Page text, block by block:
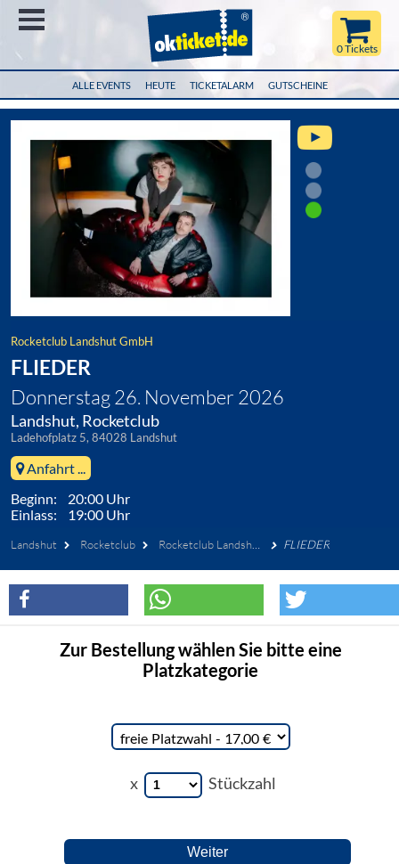
ALLE EVENTS HEUTE TICKETALARM GUTSCHEINE
0 Tickets
Rocketclub Landshut GmbH
FLIEDER
Donnerstag 26. November 2026
Landshut, Rocketclub
Ladehofplatz 5, 84028 Landshut
Anfahrt ...
Beginn: 20:00 Uhr
Einlass: 19:00 Uhr
Landshut Rocketclub Rocketclub Landshut GmbH FLIEDER
Zur Bestellung wählen Sie bitte eine
Platzkategorie
x Stückzahl